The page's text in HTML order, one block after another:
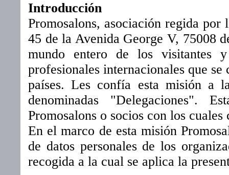
Introducción
Promosalons, asociación regida por
45 de la Avenida George V, 75008
mundo entero de los visitantes
profesionales internacionales que
países. Les confía esta misión a
denominadas "Delegaciones".
Promosalons o socios con los
En el marco de esta misión
de datos personales de los
recogida a la cual se aplica la